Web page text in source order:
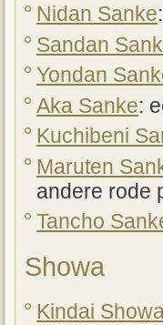
Nidan Sanke
Sandan
Yondan
Aka Sanke:
Kuchibeni
Maruten
andere rode
Tancho
Showa
Kindai